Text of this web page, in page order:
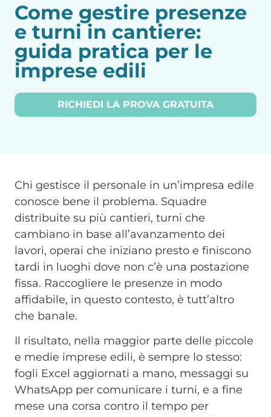
Come gestire presenze
e turni in cantiere:
guida pratica per le
imprese edili
RICHIEDI LA PROVA GRATUITA
Chi gestisce il personale in un’impresa edile
conosce bene il problema. Squadre
distribuite su più cantieri, turni che
cambiano in base all’avanzamento dei
lavori, operai che iniziano presto e finiscono
tardi in luoghi dove non c’è una postazione
fissa. Raccogliere le presenze in modo
affidabile, in questo contesto, è tutt’altro
che banale.
Il risultato, nella maggior parte delle piccole
e medie imprese edili, è sempre lo stesso:
fogli Excel aggiornati a mano, messaggi su
WhatsApp per comunicare i turni, e a fine
mese una corsa contro il tempo per
Estate smart, HR smart
SCONTO ESCLUSIVO
Se attivi il piano annuale entro il
31 agosto
Contattaci subito per maggiori informazioni